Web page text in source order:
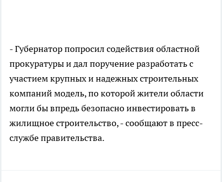
- Губернатор попросил содействия областной
прокуратуры и дал поручение разработать с
участием крупных и надежных строительных
компаний модель, по которой жители области
могли бы впредь безопасно инвестировать в
жилищное строительство, - сообщают в пресс-
службе правительства.